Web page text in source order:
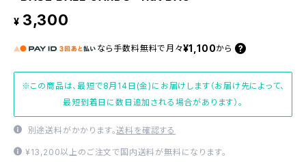
¥ 3,300
なら 手数料無料で 月々¥1,100から
※この商品は、最短で8月14日(金)にお届けします（お届け先によって、
最短到着日に数日追加される場合があります）。
別途送料がかかります。送料を確認する
¥13,200以上のご注文で国内送料が無料になります。